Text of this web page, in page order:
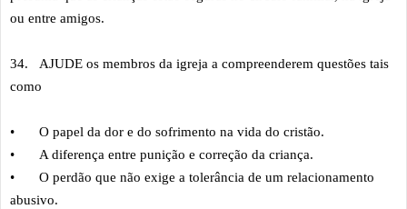
ou entre amigos.
34.
AJUDE os membros da igreja a compreenderem questões tais
como
•
O papel da dor e do sofrimento na vida do cristão.
•
A diferença entre punição e correção da criança.
•
O perdão que não exige a tolerância de um relacionamento
abusivo.